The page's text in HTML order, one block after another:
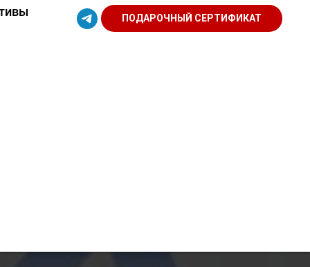
ПОДАРОЧНЫЙ СЕРТИФИКАТ